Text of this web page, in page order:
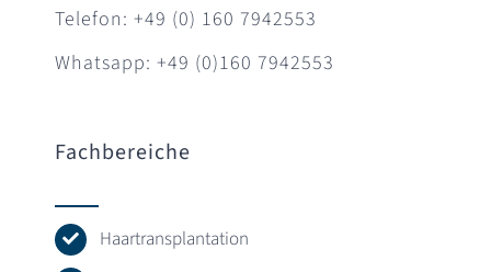
Telefon: +49 (0) 160 7942553
Whatsapp: +49 (0)160 7942553
Fachbereiche
Haartransplantation